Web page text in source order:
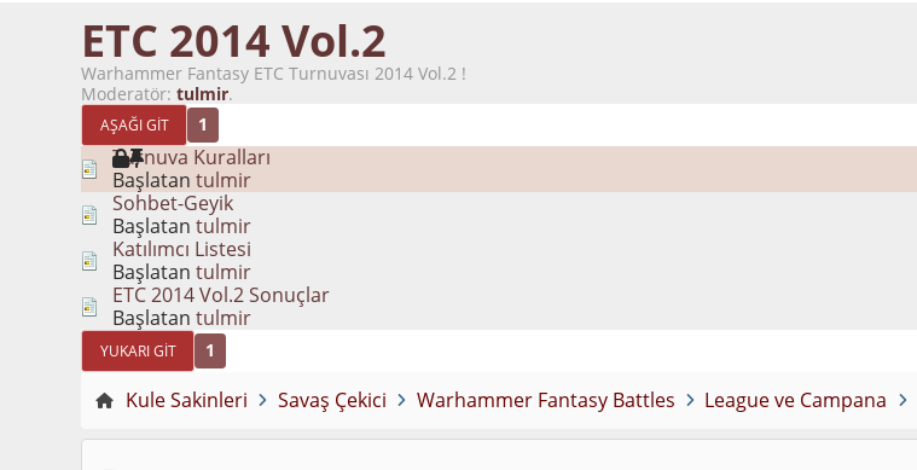
ETC 2014 Vol.2
Warhammer Fantasy ETC Turnuvası 2014 Vol.2 !
Moderatör:tulmir.
AŞAĞI GIT 1
Turnuva Kuralları
Başlatantulmir
Sohbet-Geyik
Başlatantulmir
Katılımcı Listesi
Başlatantulmir
ETC 2014 Vol.2 Sonuçlar
Başlatantulmir
YUKARI GIT 1
Kule Sakinleri Savaş Çekici Warhammer Fantasy Battles League ve Campana